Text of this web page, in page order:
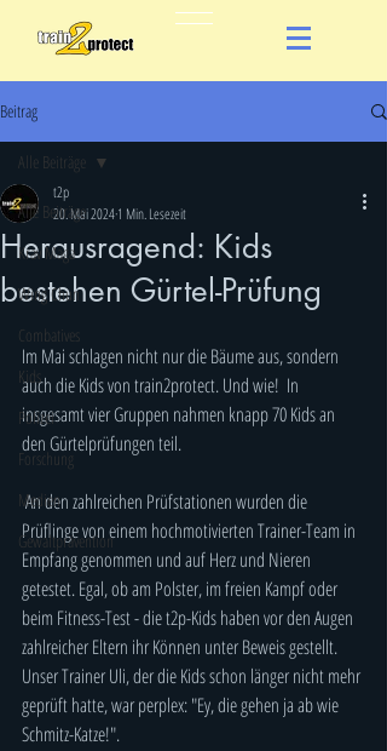
Beitrag
Alle Beiträge
Krav Maga
Wing Chun
Combatives
Kids
Polizei
Forschung
Medien
Gewaltprävention
Alle Beiträge
Herausragend: Kids
bestehen Gürtel-Prüfung
t2p
20. Mai 20241 Min. Lesezeit
Im Mai schlagen nicht nur die Bäume aus, sondern
auch die Kids von train2protect. Und wie!  In
insgesamt vier Gruppen nahmen knapp 70 Kids an
den Gürtelprüfungen teil.
An den zahlreichen Prüfstationen wurden die
Prüflinge von einem hochmotivierten Trainer-Team in
Empfang genommen und auf Herz und Nieren
getestet. Egal, ob am Polster, im freien Kampf oder
beim Fitness-Test - die t2p-Kids haben vor den Augen
zahlreicher Eltern ihr Können unter Beweis gestellt.
Unser Trainer Uli, der die Kids schon länger nicht mehr
geprüft hatte, war perplex: "Ey, die gehen ja ab wie
Schmitz-Katze!".